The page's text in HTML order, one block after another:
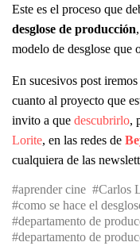
Este es el proceso que
desglose de producción
modelo de desglose que
En sucesivos post
cuanto al proyecto que
invito a que descubrirlo,
Lorite, en las redes de
cualquiera de las
aprender cine Carlos
como se hace el
departamento de
departamento de